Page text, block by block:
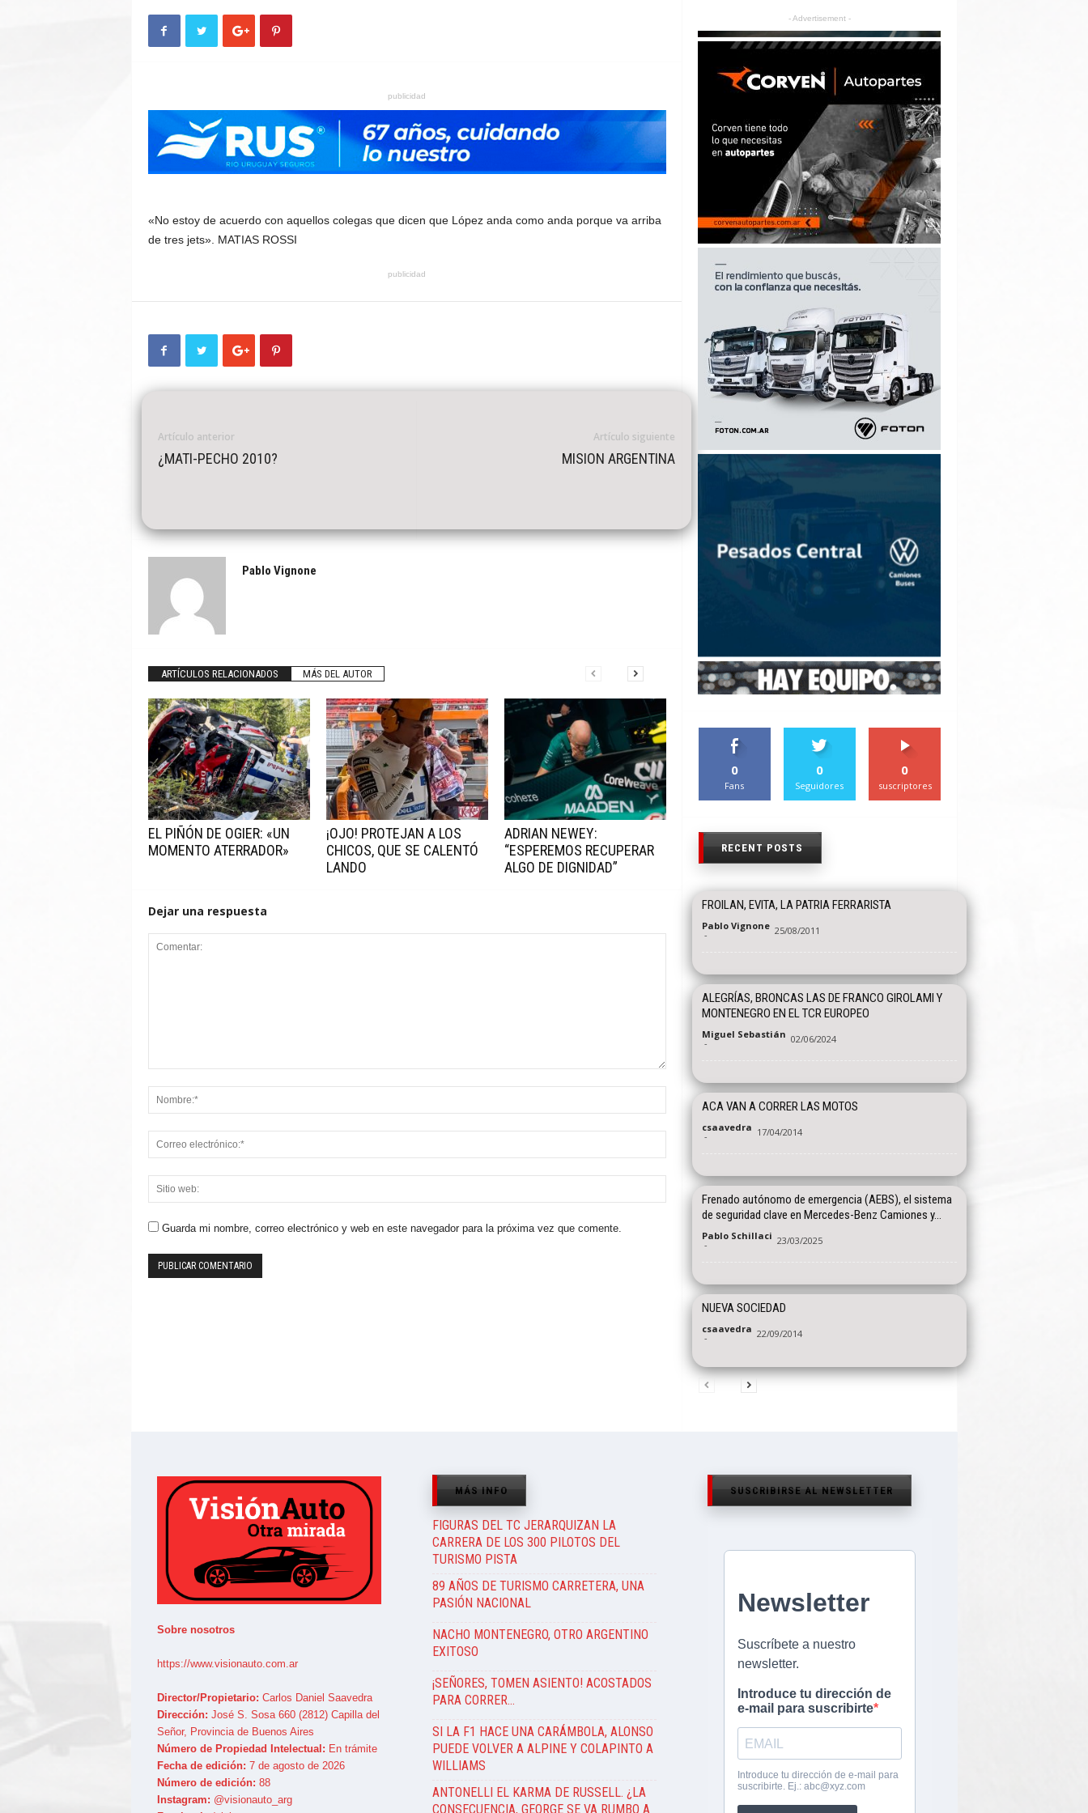
publicidad
«No estoy de acuerdo con aquellos colegas que dicen que López anda como anda porque va arriba
de tres jets». MATIAS ROSSI
publicidad
Artículo anterior
¿MATI-PECHO 2010?
Artículo siguiente
MISION ARGENTINA
Pablo Vignone
ARTÍCULOS RELACIONADOS MÁS DEL AUTOR
EL PIÑÓN DE OGIER: «UN
MOMENTO ATERRADOR»
¡OJO! PROTEJAN A LOS
CHICOS, QUE SE CALENTÓ
LANDO
ADRIAN NEWEY:
“ESPEREMOS RECUPERAR
ALGO DE DIGNIDAD”
Dejar una respuesta
Guarda mi nombre, correo electrónico y web en este navegador para la próxima vez que comente.
- Advertisement -
0
Fans
0
Seguidores
0
suscriptores
RECENT POSTS
FROILAN, EVITA, LA PATRIA FERRARISTA
Pablo Vignone
- 25/08/2011
ALEGRÍAS, BRONCAS LAS DE FRANCO GIROLAMI Y
MONTENEGRO EN EL TCR EUROPEO
Miguel Sebastián
- 02/06/2024
ACA VAN A CORRER LAS MOTOS
csaavedra
- 17/04/2014
Frenado autónomo de emergencia (AEBS), el sistema
de seguridad clave en Mercedes-Benz Camiones y...
Pablo Schillaci
- 23/03/2025
NUEVA SOCIEDAD
csaavedra
- 22/09/2014
Sobre nosotros
https://www.visionauto.com.ar
Director/Propietario: Carlos Daniel Saavedra
Dirección: José S. Sosa 660 (2812) Capilla del
Señor, Provincia de Buenos Aires
Número de Propiedad Intelectual: En trámite
Fecha de edición: 7 de agosto de 2026
Número de edición: 88
Instagram: @visionauto_arg
MÁS INFO
FIGURAS DEL TC JERARQUIZAN LA
CARRERA DE LOS 300 PILOTOS DEL
TURISMO PISTA
89 AÑOS DE TURISMO CARRETERA, UNA
PASIÓN NACIONAL
NACHO MONTENEGRO, OTRO ARGENTINO
EXITOSO
¡SEÑORES, TOMEN ASIENTO! ACOSTADOS
PARA CORRER…
SI LA F1 HACE UNA CARÁMBOLA, ALONSO
PUEDE VOLVER A ALPINE Y COLAPINTO A
WILLIAMS
ANTONELLI EL KARMA DE RUSSELL. ¿LA
CONSECUENCIA, GEORGE SE VA RUMBO A
SUSCRIBIRSE AL NEWSLETTER